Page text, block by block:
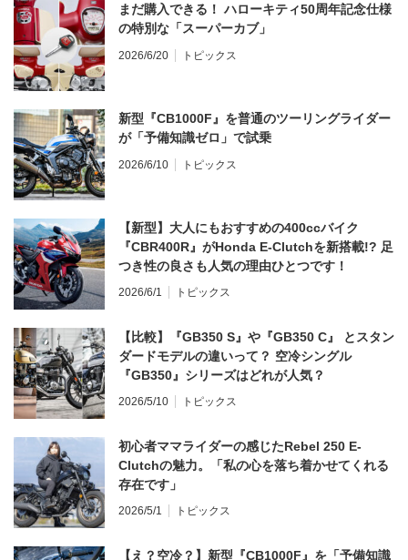
まだ購入できる！ ハローキティ50周年記念仕様
の特別な「スーパーカブ」
2026/6/20 トピックス
新型『CB1000F』を普通のツーリングライダー
が「予備知識ゼロ」で試乗
2026/6/10 トピックス
【新型】大人にもおすすめの400ccバイク
『CBR400R』がHonda E-Clutchを新搭載!? 足
つき性の良さも人気の理由ひとつです！
2026/6/1 トピックス
【比較】『GB350 S』や『GB350 C』 とスタン
ダードモデルの違いって？ 空冷シングル
『GB350』シリーズはどれが人気？
2026/5/10 トピックス
初心者ママライダーの感じたRebel 250 E-
Clutchの魅力。「私の心を落ち着かせてくれる
存在です」
2026/5/1 トピックス
【え？空冷？】新型『CB1000F』を「予備知識